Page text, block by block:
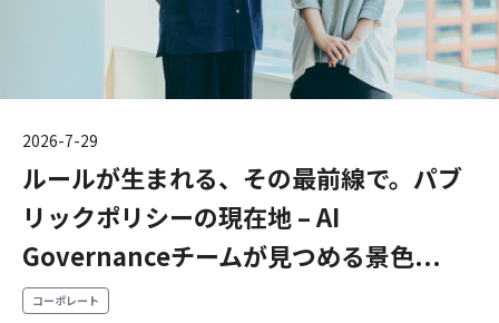
メルカリShops
メルカリR4Dラボ
AI/LLM
職種
エンジニアリング
エンジニアリング
セキュリティエンジニアリング
香港Book Fairに鹿島アントラーズとメ
ルカリが出展？熱気溢れる3日間をレポー
ト！
2026-7-29
ルールが生まれる、その最前線で。パブ
リックポリシーの現在地 – AI
Governanceチームが見つめる景色...
コーポレート
オリックス・バファローズ冠試合
「mercari day」の一日をお届けしま
す！
2026-7-23
学生が本気で挑んだ、熱狂の3日間。
Engineer Guild Hackathon開催！
メルカリ エンジニアリング
新シーズン前の恒例行事！鹿島アントラ
ーズの選手たちがメルカリにやってきた